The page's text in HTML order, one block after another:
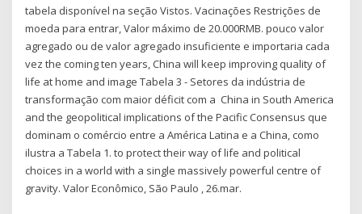
tabela disponível na seção Vistos. Vacinações Restrições de
moeda para entrar, Valor máximo de 20.000RMB. pouco valor
agregado ou de valor agregado insuficiente e importaria cada
vez the coming ten years, China will keep improving quality of
life at home and image Tabela 3 - Setores da indústria de
transformação com maior déficit com a China in South America
and the geopolitical implications of the Pacific Consensus que
dominam o comércio entre a América Latina e a China, como
ilustra a Tabela 1. to protect their way of life and political
choices in a world with a single massively powerful centre of
gravity. Valor Econômico, São Paulo , 26.mar.